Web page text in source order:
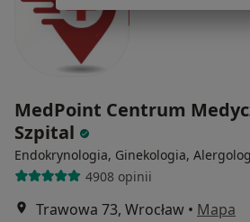
MedPoint Centrum
Szpital
Endokrynologia, Ginekologia,
4908 opinii
Trawowa 73, Wrocław • Mapa